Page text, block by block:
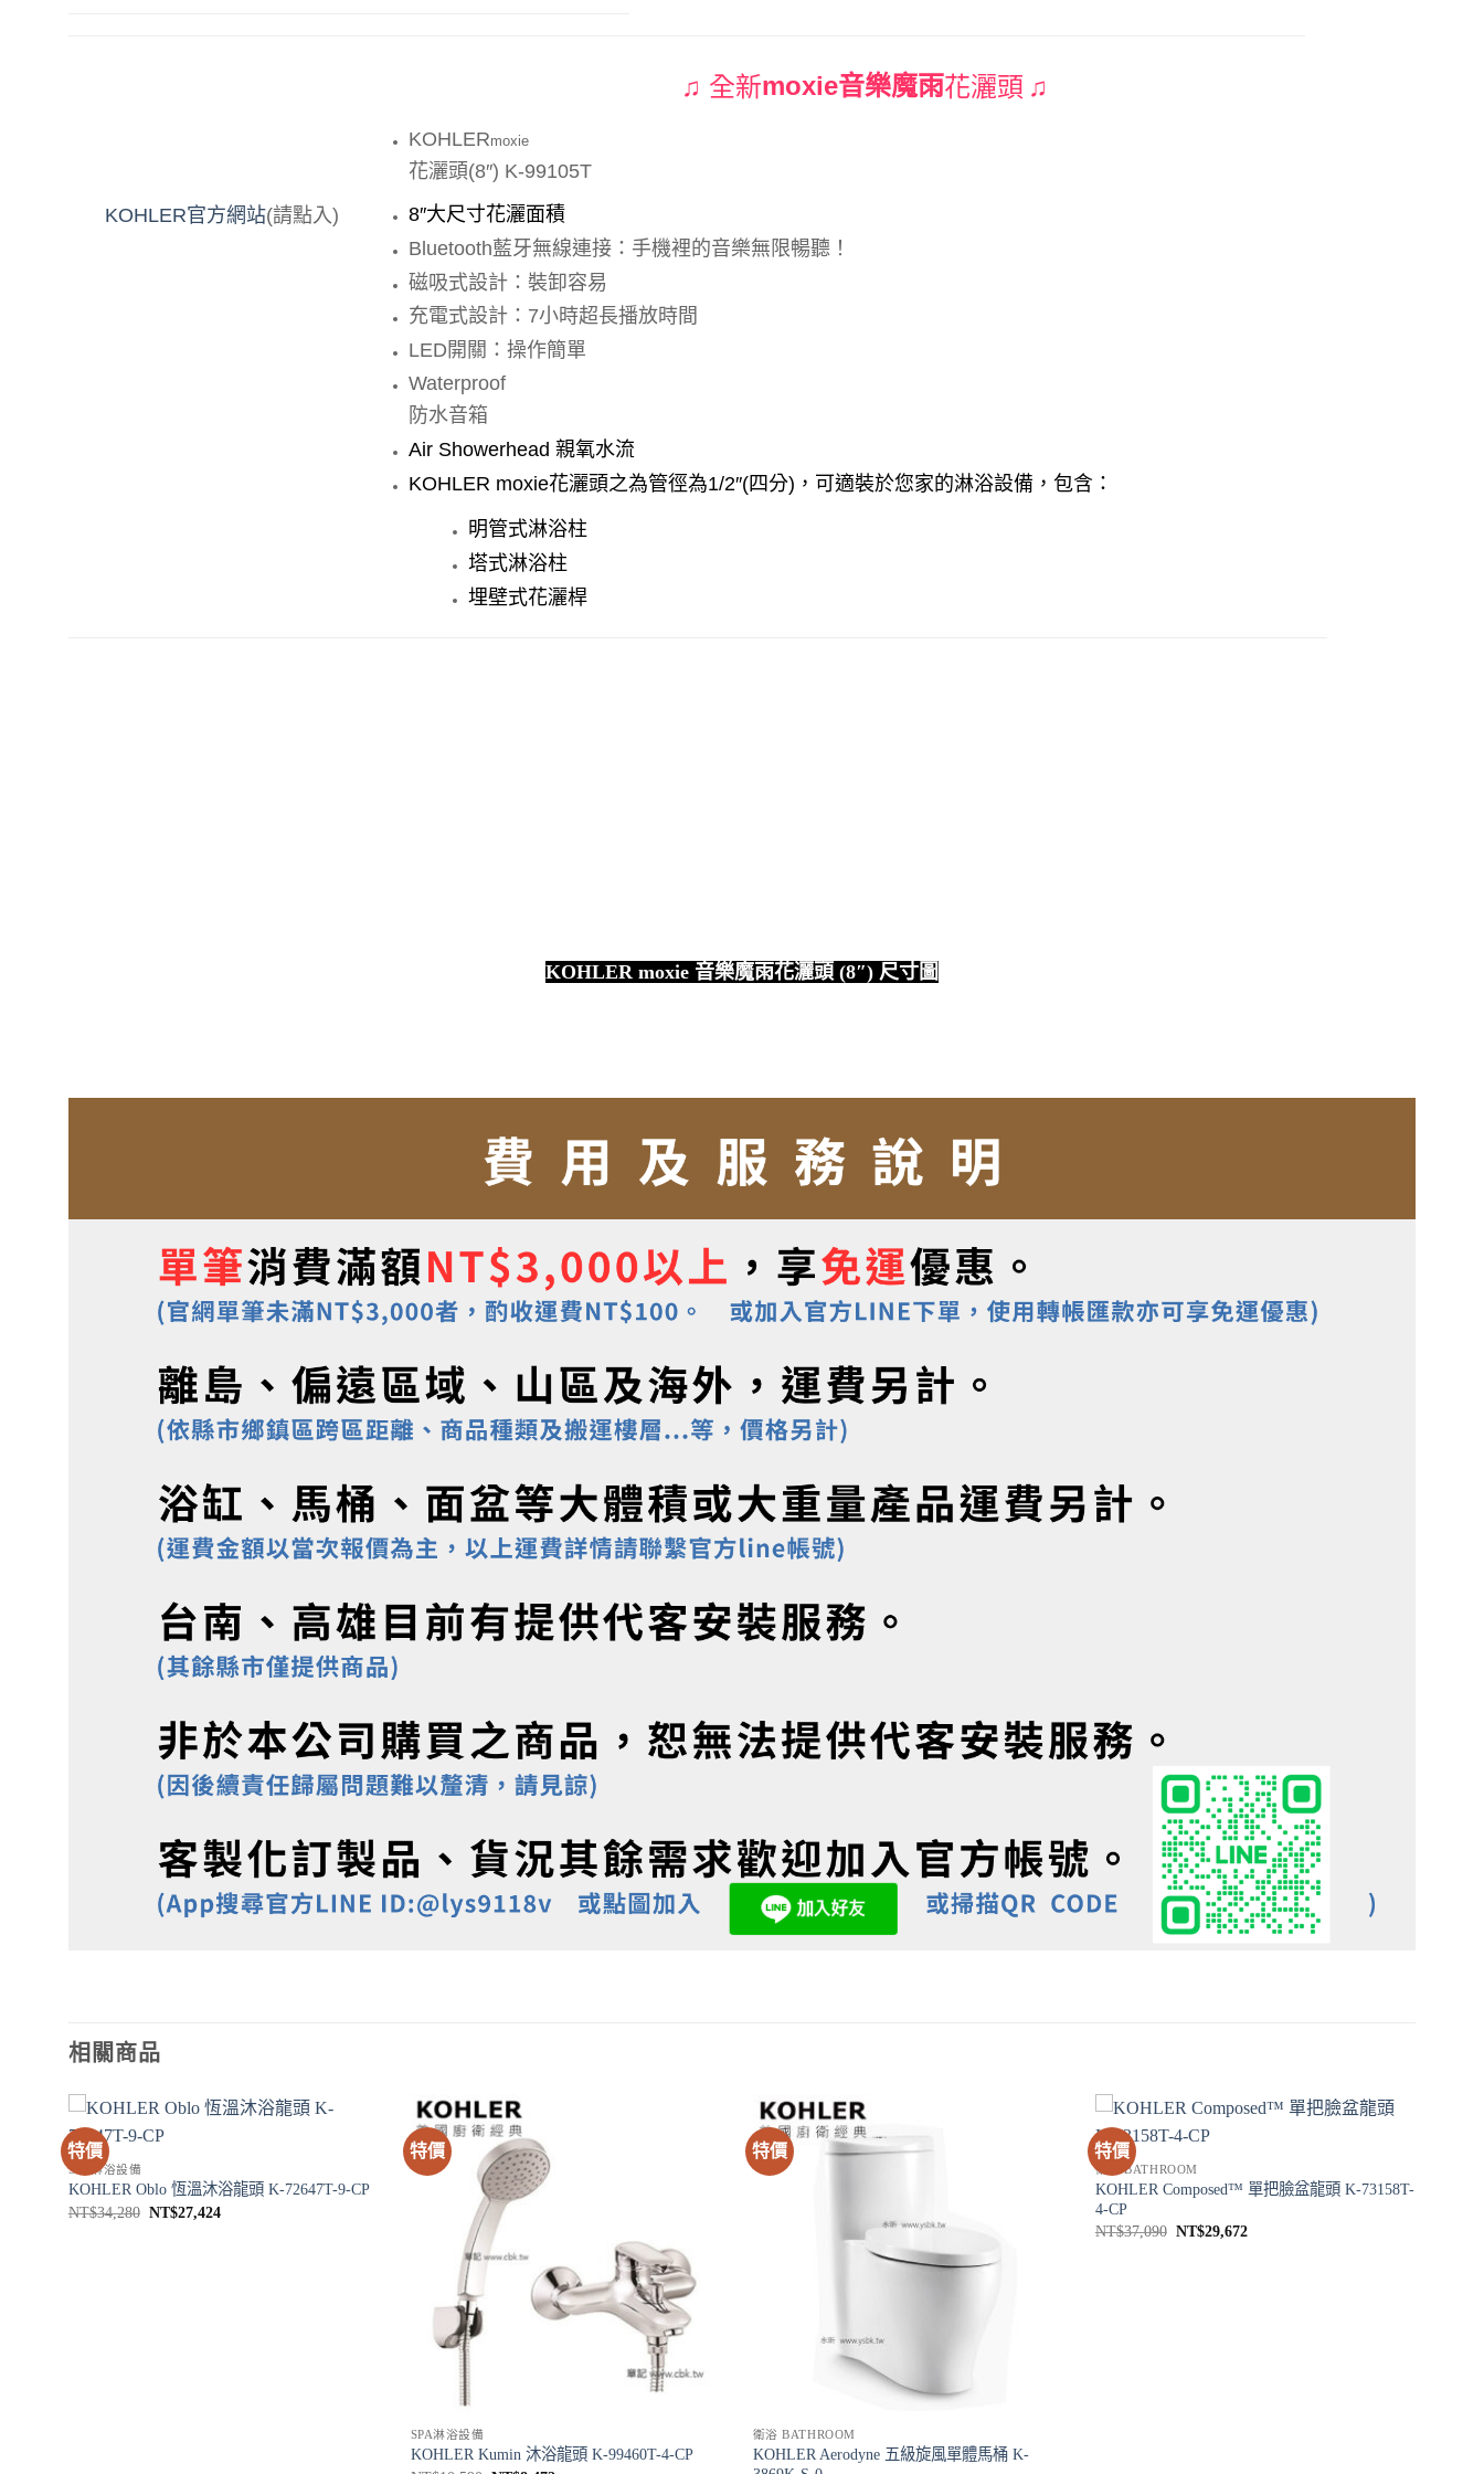
KOHLER官方網站(請點入)
♫ 全新moxie音樂魔雨花灑頭 ♫
KOHLERmoxie
花灑頭(8″) K-99105T
8″大尺寸花灑面積
Bluetooth藍牙無線連接：手機裡的音樂無限暢聽！
磁吸式設計：裝卸容易
充電式設計： 7小時超長播放時間
LED 開關：操作簡單
Waterproof
防水音箱
Air Showerhead 親氧水流
KOHLER moxie花灑頭之為管徑為1/2″(四分) ，可適裝於您家的淋浴設備，包含：
明管式淋浴柱
塔式淋浴柱
埋壁式花灑桿
KOHLER moxie 音樂魔雨花灑頭 (8″) 尺寸圖
相關商品
特價
SPA淋浴設備
KOHLER Oblo 恆溫沐浴龍頭 K-72647T-9-CP
NT$34,280 原
NT$27,424目
特價
SPA淋浴設備
KOHLER Kumin 沐浴龍頭 K-99460T-4-CP
特價
衛浴 BATHROOM
KOHLER Aerodyne 五級旋風單體馬桶 K-
特價
衛浴 BATHROOM
KOHLER Composed™ 單把臉盆龍頭 K-73158T-
4-CP
NT$37,090 原
NT$29,672目